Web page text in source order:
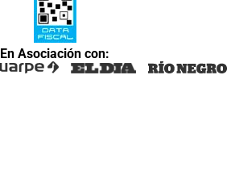
En Asociación con: